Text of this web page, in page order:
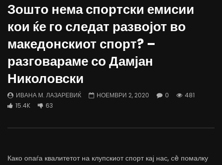
трае предолго за да дозволиме лесно
ДАМЈАН ВАРОШЛИЈА
ЈУНИ 30, 2022
флексибилна држава
Зошто нема спортски емисии
кои ќе го следат развојот во
македонскиот спорт? –
разговараме со Дамјан
Николовски
ИВАНА М. ЛАЗАРЕВИЌ НОЕМВРИ 2, 2020 0
481
15.4K
63
Како опаѓа квалитетот на клупскиот спорт кај нас, сè помалку